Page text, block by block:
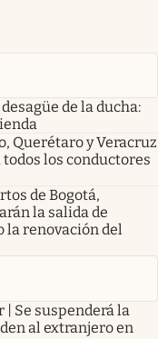
de la ducha:
Querétaro y Veracruz
los conductores
de Bogotá,
la salida de
la renovación del
Se suspenderá la
al extranjero en